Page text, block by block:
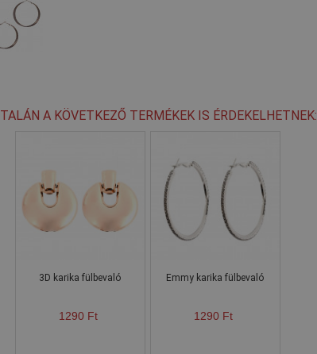
TALÁN A KÖVETKEZŐ TERMÉKEK IS ÉRDEKELHETNEK:
3D karika fülbevaló
1290 Ft
Emmy karika fülbevaló
1290 Ft